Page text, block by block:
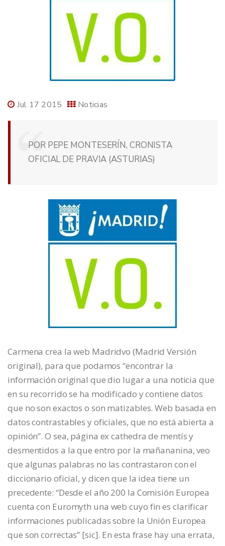
Jul 17 2015 Noticias
POR PEPE MONTESERÍN, CRONISTA
OFICIAL DE PRAVIA (ASTURIAS)
Carmena crea la web Madridvo (Madrid Versión
original), para que podamos “encontrar la
información original que dio lugar a una noticia que
en su recorrido se ha modificado y contiene datos
que no son exactos o son matizables. Web basada en
datos contrastables y oficiales, que no está abierta a
opinión”. O sea, página ex cathedra de mentís y
desmentidos a la que entro por la mañananina, veo
que algunas palabras no las contrastaron con el
diccionario oficial, y dicen que la idea tiene un
precedente: “Desde el año 200 la Comisión Europea
cuenta con Euromyth una web cuyo fin es clarificar
informaciones publicadas sobre la Unión Europea
que son correctas” [sic]. En esta frase hay una errata,